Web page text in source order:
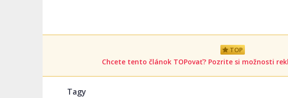
TOP
Chcete tento článok TOPovať? Pozrite si možnosti
Tagy